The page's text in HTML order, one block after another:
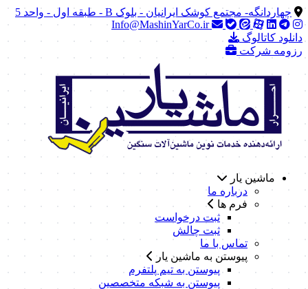
چهاردانگه- مجتمع کوشک ایرانیان - بلوک B - طبقه اول - واحد 5
Info@MashinYarCo.ir
دانلود کاتالوگ
رزومه شرکت
ماشین یار
درباره ما
فرم ها
ثبت درخواست
ثبت چالش
تماس با ما
پیوستن به ماشین یار
پیوستن به تیم پلتفرم
پیوستن به شبکه متخصصین